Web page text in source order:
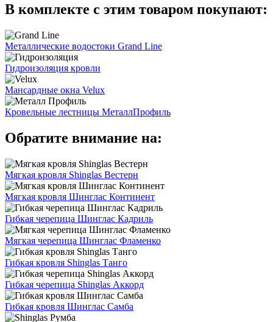
В комплекте с этим товаром покупают:
Металлические водостоки Grand Line
Гидроизоляция кровли
Мансардные окна Velux
Кровельные лестницы МеталлПрофиль
Обратите внимание на:
Мягкая кровля Shinglas Вестерн
Мягкая кровля Шинглас Континент
Гибкая черепица Шинглас Кадриль
Мягкая черепица Шинглас Фламенко
Гибкая кровля Shinglas Танго
Гибкая черепица Shinglas Аккорд
Гибкая кровля Шинглас Самба